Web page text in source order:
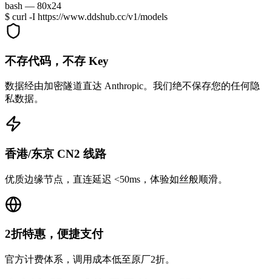
bash — 80x24
$ curl -I https://www.ddshub.cc/v1/models
HTTP/2 200 OK
server: ddshub-edge
x-latency: 32ms
> 当前节点: 香港 CN2
> 状态: Claude Opus 4.6 就绪
私数据。
香港/东京 CN2 线路
优质边缘节点，直连延迟 <50ms，体验如丝般顺滑。